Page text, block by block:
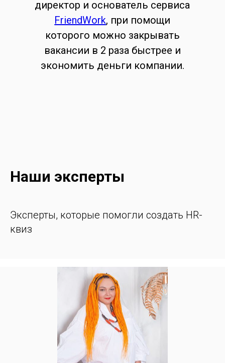
директор и основатель сервиса
FriendWork, при помощи
которого можно закрывать
вакансии в 2 раза быстрее и
экономить деньги компании.
Наши эксперты
Эксперты, которые помогли создать HR-
квиз